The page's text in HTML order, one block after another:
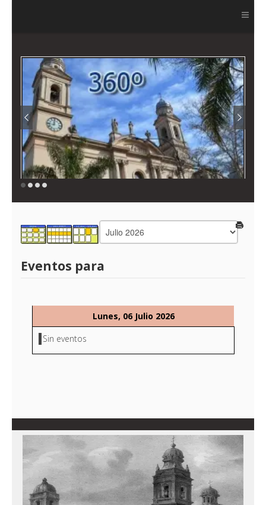
Ver más
Eventos para
Lunes, 06 Julio 2026
Sin eventos